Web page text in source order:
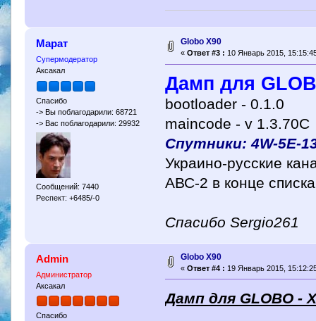
Марат
Супермодератор
Аксакал
Спасибо
-> Вы поблагодарили: 68721
-> Вас поблагодарили: 29932
Сообщений: 7440
Респект: +6485/-0
Globo X90
« Ответ #3 : 10 Январь 2015,
Дамп для
bootloader - 0.1.0
maincode - v 1.3.70C
Спутники: 4W-5E-
Украино-русские
АВС-2 в конце
Спасибо Sergio261
Admin
Администратор
Аксакал
Спасибо
Globo X90
« Ответ #4 : 19 Январь 2015,
Дамп для GLOBO -